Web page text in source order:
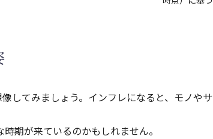
してみましょう。インフレになると、モノや
期が来ているのかもしれません。